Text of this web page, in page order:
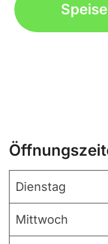
Dienstag
Mittwoch